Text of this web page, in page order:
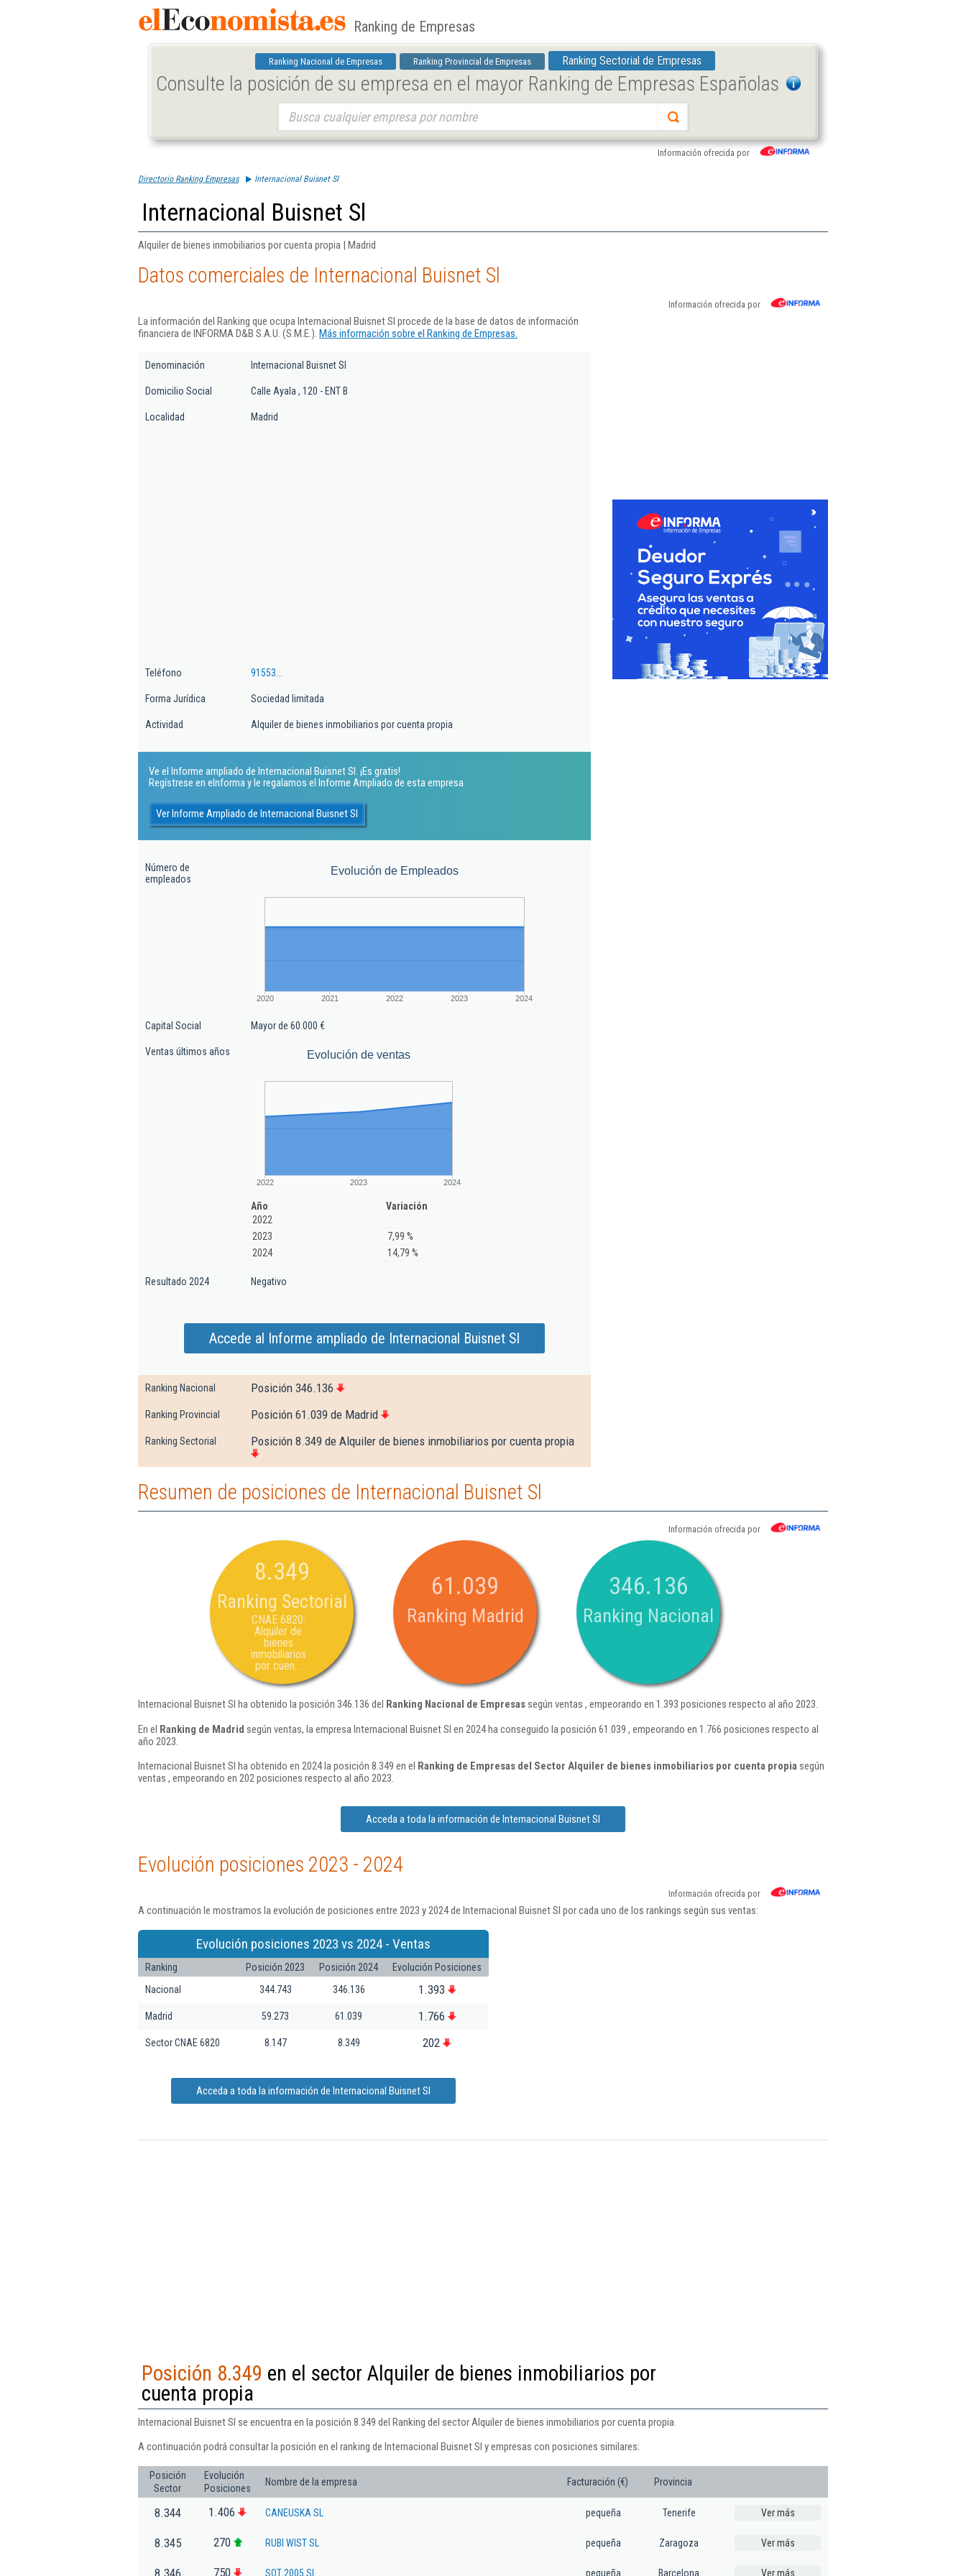
Ranking de Empresas
Ranking Nacional de Empresas Ranking Provincial de Empresas Ranking Sectorial de Empresas
Consulte la posición de su empresa en el mayor Ranking de Empresas Españolas
Información ofrecida por
Directorio Ranking Empresas Internacional Buisnet Sl
Internacional Buisnet Sl
Alquiler de bienes inmobiliarios por cuenta propia | Madrid
Datos comerciales de Internacional Buisnet Sl
Información ofrecida por
La información del Ranking que ocupa Internacional Buisnet Sl procede de la base de datos de información
financiera de INFORMA D&B S.A.U. (S.M.E.). Más información sobre el Ranking de Empresas.
Denominación Internacional Buisnet Sl
Domicilio Social Calle Ayala , 120 - ENT B
Localidad Madrid
Teléfono 91553...
Forma Jurídica Sociedad limitada
Actividad Alquiler de bienes inmobiliarios por cuenta propia
Ve el Informe ampliado de Internacional Buisnet Sl. ¡Es gratis!
Regístrese en eInforma y le regalamos el Informe Ampliado de esta empresa
Ver Informe Ampliado de Internacional Buisnet Sl
Número de
empleados
Evolución de Empleados
2020 2021 2022 2023 2024
Capital Social Mayor de 60.000 €
Ventas últimos años Evolución de ventas
2022 2023 2024
Año
Variación
2022
2023
7,99 %
2024
14,79 %
Resultado 2024 Negativo
Accede al Informe ampliado de Internacional Buisnet Sl
Ranking Nacional Posición 346.136
Ranking Provincial Posición 61.039 de Madrid
Ranking Sectorial Posición 8.349 de Alquiler de bienes inmobiliarios por cuenta propia
Resumen de posiciones de Internacional Buisnet Sl
Información ofrecida por
8.349
Ranking Sectorial
CNAE 6820:
Alquiler de
bienes
inmobiliarios
por cuen...
61.039
Ranking Madrid
346.136
Ranking Nacional
Internacional Buisnet Sl ha obtenido la posición 346.136 del Ranking Nacional de Empresassegún ventas , empeorando en 1.393 posiciones respecto al año 2023.
En el Ranking de Madrid según ventas, la empresa Internacional Buisnet Sl en 2024 ha conseguido la posición 61.039 , empeorando en 1.766 posiciones respecto al
año 2023.
Internacional Buisnet Sl ha obtenido en 2024 la posición 8.349 en el Ranking de Empresas del Sector Alquiler de bienes inmobiliarios por cuenta propiasegún
ventas , empeorando en 202 posiciones respecto al año 2023.
Acceda a toda la información de Internacional Buisnet Sl
Evolución posiciones 2023 - 2024
Información ofrecida por
A continuación le mostramos la evolución de posiciones entre 2023 y 2024 de Internacional Buisnet Sl por cada uno de los rankings según sus ventas:
Evolución posiciones 2023 vs 2024 - Ventas
Ranking Posición 2023 Posición 2024
Evolución Posiciones
Nacional
344.743 346.136 1.393
Madrid 59.273 61.039 1.766
Sector CNAE 6820 8.147 8.349 202
Acceda a toda la información de Internacional Buisnet Sl
Posición 8.349 en el sector Alquiler de bienes inmobiliarios por
cuenta propia
Internacional Buisnet Sl se encuentra en la posición 8.349 del Ranking del sector Alquiler de bienes inmobiliarios por cuenta propia.
A continuación podrá consultar la posición en el ranking de Internacional Buisnet Sl y empresas con posiciones similares:
Posición
Sector
Evolución
Posiciones
Nombre de la empresa Facturación (€) Provincia
8.344 1.406 CANEUSKA SL pequeña Tenerife Ver más
8.345 270 RUBI WIST SL pequeña Zaragoza Ver más
8.346 750 SOT 2005 SL pequeña Barcelona Ver más